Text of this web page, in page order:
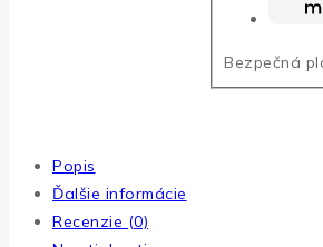
Bezpečná
Popis
Ďalšie informácie
Recenzie (0)